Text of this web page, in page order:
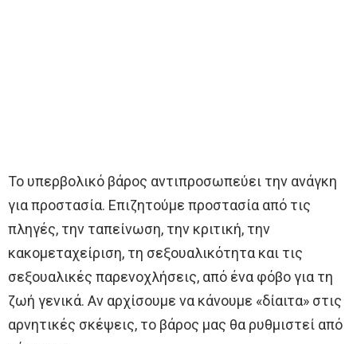
Το υπερβολικό βάρος αντιπροσωπεύει την ανάγκη
για προστασία. Επιζητούμε προστασία από τις
πληγές, την ταπείνωση, την κριτική, την
κακομεταχείριση, τη σεξουαλικότητα και τις
σεξουαλικές παρενοχλήσεις, από ένα φόβο για τη
ζωή γενικά. Αν αρχίσουμε να κάνουμε «δίαιτα» στις
αρνητικές σκέψεις, το βάρος μας θα ρυθμιστεί από